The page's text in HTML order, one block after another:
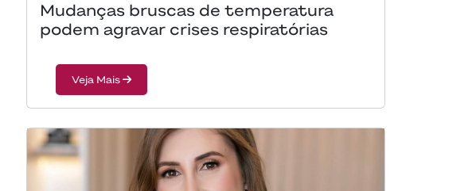
Mudanças bruscas de temperatura
podem agravar crises respiratórias
Veja Mais